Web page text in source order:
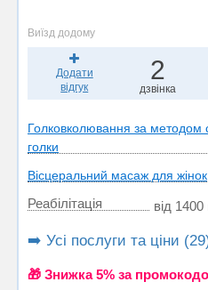
Виїзд додому
Додати
відгук
2
дзвінка
Голковколювання за методом
голки
Вісцеральний масаж для жінок
Реабілітація
від
➡️ Усі послуги та ціни
🎁 Знижка 5% за